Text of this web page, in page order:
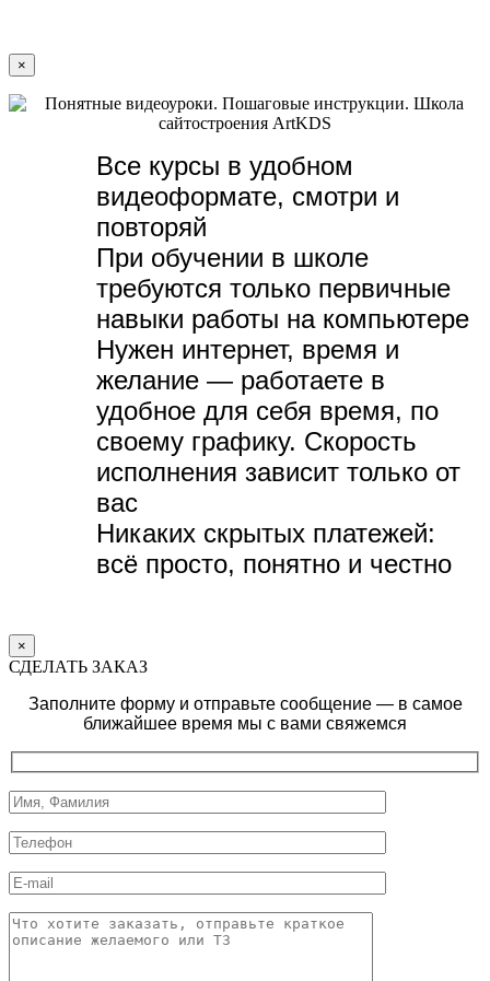
×
Все курсы в удобном
видеоформате, смотри и
повторяй
При обучении в школе
требуются только первичные
навыки работы на компьютере
Нужен интернет, время и
желание — работаете в
удобное для себя время, по
своему графику. Скорость
исполнения зависит только от
вас
Никаких скрытых платежей:
всё просто, понятно и честно
×
СДЕЛАТЬ ЗАКАЗ
Заполните форму и отправьте сообщение — в самое
ближайшее время мы с вами свяжемся